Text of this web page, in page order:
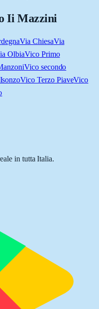
Ii Mazzini
Via ChiesaVia
OlbiaVico Primo
Vico secondo
Vico Terzo PiaveVico
in tutta Italia.